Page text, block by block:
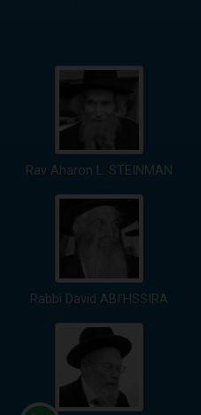
Rav Aharon L. STEINMAN
Rabbi David ABI'HSSIRA